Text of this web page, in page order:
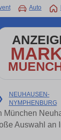
Auto
NEUHAUSEN-
NYMPHENBURG
München
Auswahl an